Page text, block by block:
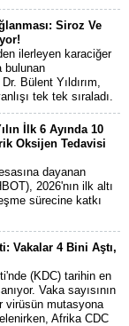
Siroz Ve
ilerleyen karaciğer
bulunan
Bülent Yıldırım,
tek tek sıraladı.
İlk 6 Ayında 10
Oksijen Tedavisi
dayanan
2026'nın ilk altı
sürecine katkı
Vakalar 4 Bini Aştı,
(KDC) tarihin en
Vaka sayısının
virüsün mutasyona
Afrika CDC